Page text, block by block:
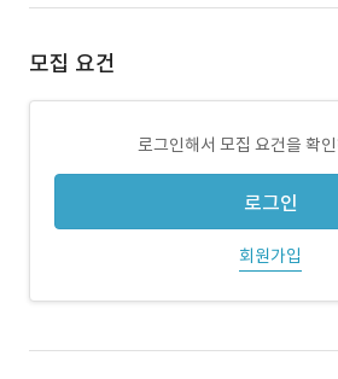
모집 요건
로그인해서 모집 요건을 확
로그인
회원가입